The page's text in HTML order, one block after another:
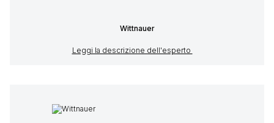
Wittnauer
Leggi la descrizione dell'esperto